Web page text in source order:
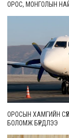
ОРОС, МОНГОЛЫН
ОРОСЫН ХАМГИЙН
БОЛОМЖ БҮРДЛЭЭ